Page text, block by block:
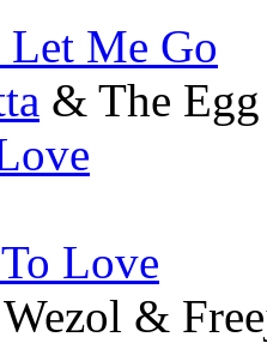
Me Go
& The Egg
Love
&